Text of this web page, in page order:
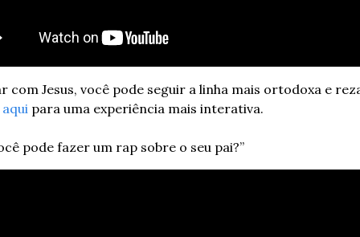
com Jesus, você pode seguir a linha mais ortodoxa e
aqui para uma experiência mais interativa.
pode fazer um rap sobre o seu pai?”